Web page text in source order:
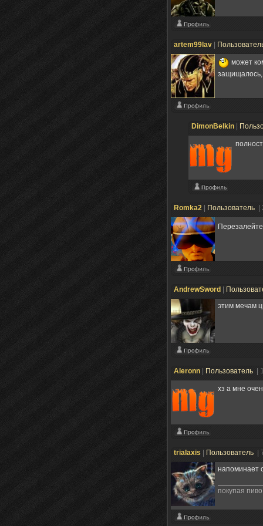
artem99lav
может
DimonBelkin
Romka2 Пользователь
AndrewSword
этим мечам
Aleronn Пользователь |
хз а мне
trialaxis Пользователь
|
напоминает
покупая